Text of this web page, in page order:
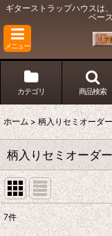
ギターストラップハウスは
ベー
メニュー
カテゴリ 商品検索
ホーム > 柄入りセミオーダ
柄入りセミオーダ
表示数:
7件